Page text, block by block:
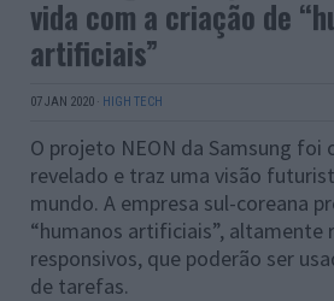
vida com a criação de
artificiais”
07 JAN 2020 · HIGH TECH
O projeto NEON da Samsung
revelado e traz uma visão
mundo. A empresa sul-coreana
“humanos artificiais”, altamente
responsivos, que poderão ser
de tarefas.